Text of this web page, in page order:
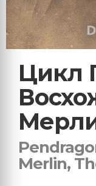
Цикл
Merlin,